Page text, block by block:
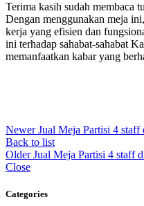
Terima kasih sudah membaca
Dengan menggunakan meja
kerja yang efisien dan
ini terhadap sahabat-sahabat
memanfaatkan kabar yang
Newer Jual Meja Partisi 4
Back to list
Older Jual Meja Partisi 4 staff
Close
Categories